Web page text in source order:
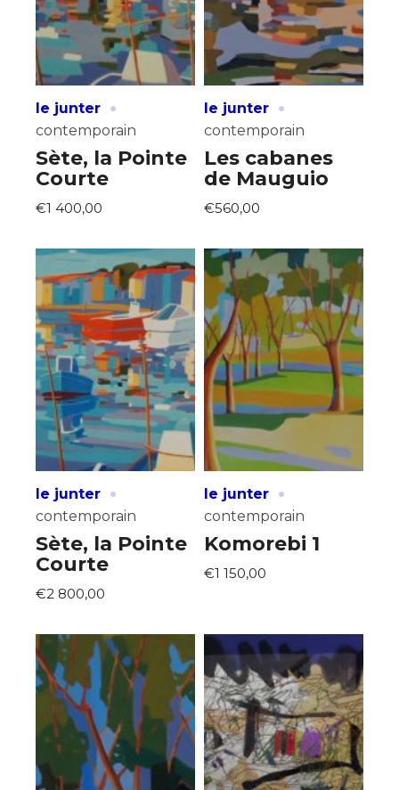
le junter ·
contemporain
Sète, la Pointe
Courte
€1 400,00
le junter ·
contemporain
Les cabanes
de Mauguio
€560,00
le junter ·
contemporain
Sète, la Pointe
Courte
€2 800,00
le junter ·
contemporain
Komorebi 1
€1 150,00